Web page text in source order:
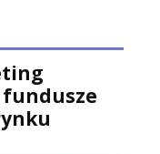
fundusze